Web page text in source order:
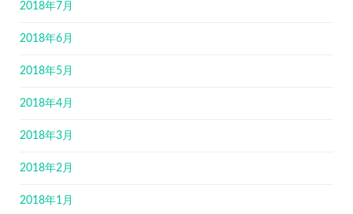
2018年7月
2018年6月
2018年5月
2018年4月
2018年3月
2018年2月
2018年1月